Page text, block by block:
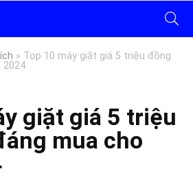
» Top 10 máy giặt giá 5 triệu đồng
2024
giặt giá 5 triệu
mua cho